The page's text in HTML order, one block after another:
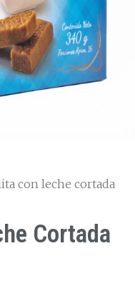
con leche cortada
Cortada